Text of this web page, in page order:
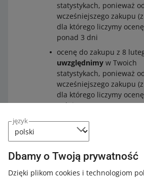
język
Dbamy o Twoją prywatność
Dzięki plikom cookies i technologiom
statystykach, ponieważ
wcześniejszego zakupu
dla którego liczymy
ponad 3 dni
ocenę do zakupu z 8
uwzględnimy w Twoich
statystykach, ponieważ
wcześniejszego zakupu
dla którego liczymy
3 dni.
Dlaczego to zrobimy